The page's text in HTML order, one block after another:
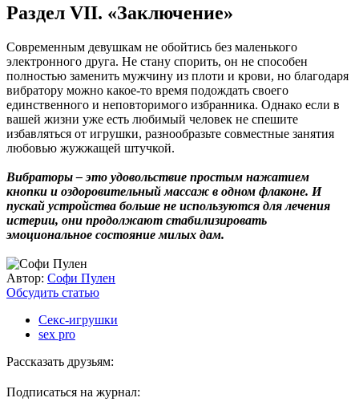
Раздел VII. «Заключение»
Современным девушкам не обойтись без маленького
электронного друга. Не стану спорить, он не способен
полностью заменить мужчину из плоти и крови, но благодаря
вибратору можно какое-то время подождать своего
единственного и неповторимого избранника. Однако если в
вашей жизни уже есть любимый человек не спешите
избавляться от игрушки, разнообразьте совместные занятия
любовью жужжащей штучкой.
Вибраторы – это удовольствие простым нажатием
кнопки и оздоровительный массаж в одном флаконе. И
пускай устройства больше не используются для лечения
истерии, они продолжают стабилизировать
эмоциональное состояние милых дам.
Автор: Софи Пулен
Обсудить статью
Секс-игрушки
sex pro
Рассказать друзьям:
Подписаться на журнал: